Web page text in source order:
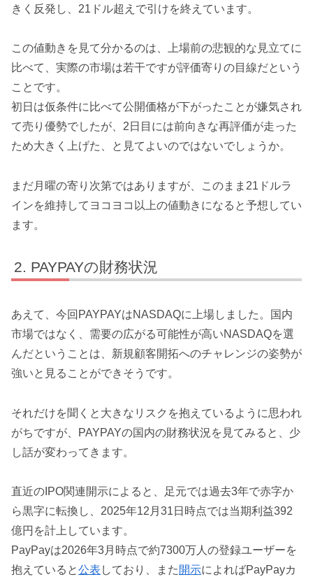
きく反発し、21ドル超えで引けを終えています。
この値動きを見て分かるのは、上場前の悲観的な見立てに
比べて、実際の市場は若干ですが評価寄りの目線だという
ことです。
初日は仮条件に比べて公開価格が下がったことが嫌気され
て売り優勢でしたが、2日目には前向きな再評価が走った
ため大きく上げた、と見てよいのではないでしょうか。
まだ月曜の寄り次第ではありますが、このまま21ドルラ
インを維持してヨコヨコ以上の値動きになると予想してい
ます。
PAYPAYの財務状況
あえて、今回PAYPAYはNASDAQに上場しました。国内
市場ではなく、需要の広がる可能性が高いNASDAQを選
んだということは、新規顧客開拓へのチャレンジの姿勢が
強いと見ることができそうです。
それだけを聞くと大きなリスクを抱えているように思われ
がちですが、PAYPAYの国内の財務状況を見てみると、少
し話が変わってきます。
直近のIPO関連開示によると、足元では過去3年で赤字か
ら黒字に転換し、2025年12月31日時点では当期利益392
億円を計上しています。
PayPayは2026年3月時点で約7300万人の登録ユーザーを
抱えていると公表 しており、また 開示によればPayPayカ